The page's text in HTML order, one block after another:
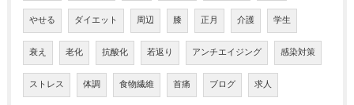
やせる ダイエット 周辺 膝 正月 介護 学生
衰え 老化 抗酸化 若返り アンチエイジング 感染対策
ストレス 体調 食物繊維 首痛 ブログ 求人